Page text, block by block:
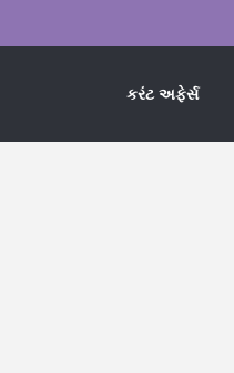
કરંટ અફેર્સ